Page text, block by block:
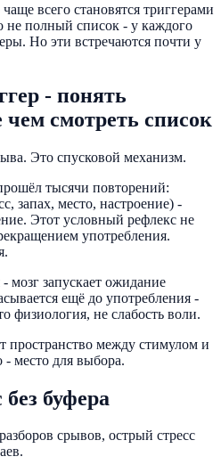
всего становятся триггерами
не полный список - у каждого
Но эти встречаются почти у
- понять
смотреть список
Это спусковой механизм.
тысячи повторений:
запах, место, настроение) -
Этот условный рефлекс не
употребления.
мозг запускает ожидание
ещё до употребления -
физиология, не слабость воли.
пространство между стимулом и
- место для выбора.
буфера
срывов, острый стресс